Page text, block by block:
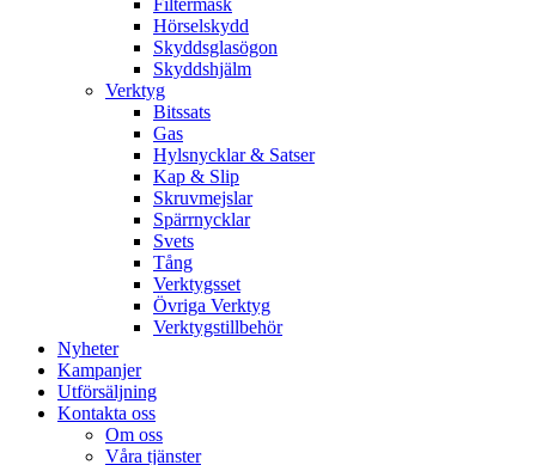
Filtermask
Hörselskydd
Skyddsglasögon
Skyddshjälm
Verktyg
Bitssats
Gas
Hylsnycklar & Satser
Kap & Slip
Skruvmejslar
Spärrnycklar
Svets
Tång
Verktygsset
Övriga Verktyg
Verktygstillbehör
Nyheter
Kampanjer
Utförsäljning
Kontakta oss
Om oss
Våra tjänster